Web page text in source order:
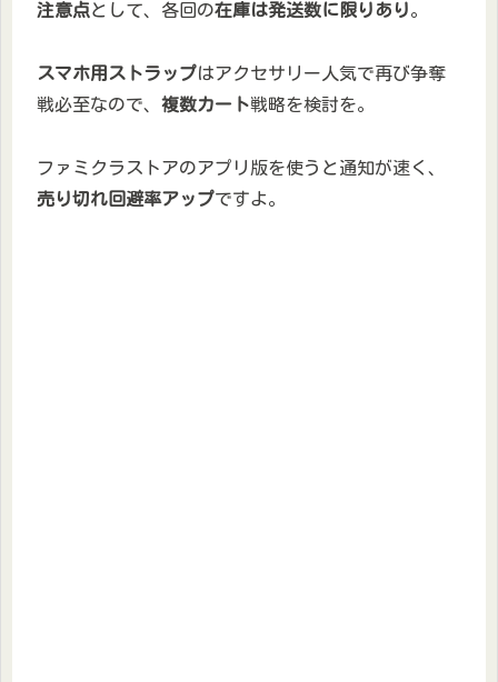
注意点として、各回の在庫は発送数に限りあり。
スマホ用ストラップはアクセサリー人気で再び争奪
戦必至なので、 複数カート戦略を検討を。
ファミクラストアのアプリ版を使うと通知が速く、
売り切れ回避率アップですよ。